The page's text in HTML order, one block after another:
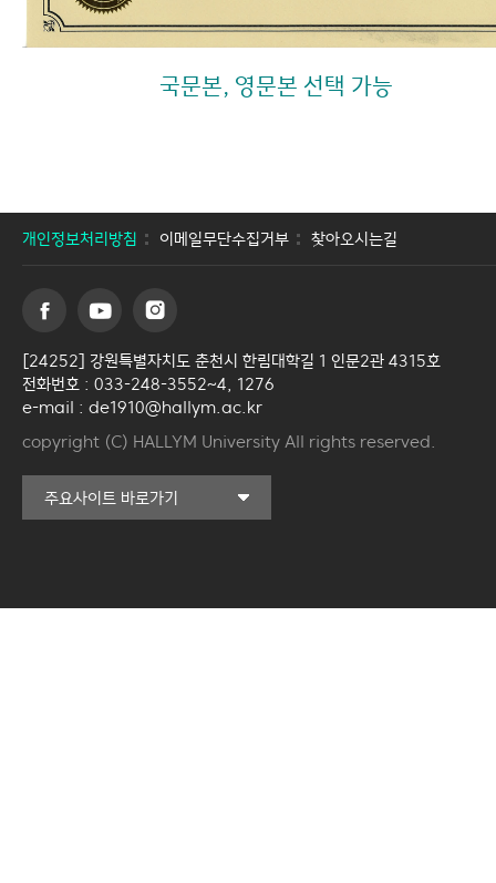
국문본, 영문본 선택 가능
개인정보처리방침 이메일무단수집거부 찾아오시는길
[24252] 강원특별자치도 춘천시 한림대학길 1 인문2관 4315호
전화번호 : 033-248-3552~4, 1276
e-mail : de1910@hallym.ac.kr
copyright (C) HALLYM University All rights reserved.
주요사이트 바로가기
커뮤니티교육원
국제학생증신청